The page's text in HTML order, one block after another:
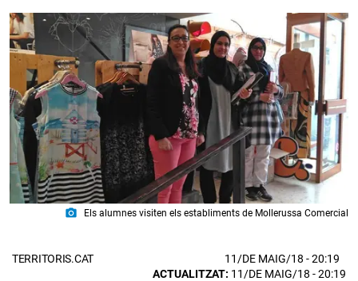
photo_camera Els alumnes visiten els establiments de Mollerussa Comercial
TERRITORIS.CAT 11/DE MAIG/18 - 20:19
ACTUALITZAT: 11/DE MAIG/18 - 20:19